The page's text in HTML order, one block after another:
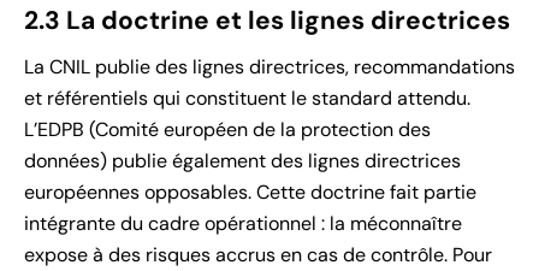
2.3 La doctrine et les lignes directrices
La CNIL publie des lignes directrices, recommandations
et référentiels qui constituent le standard attendu.
L’EDPB (Comité européen de la protection des
données) publie également des lignes directrices
européennes opposables. Cette doctrine fait partie
intégrante du cadre opérationnel : la méconnaître
expose à des risques accrus en cas de contrôle. Pour